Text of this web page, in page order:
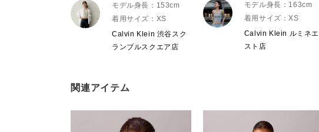
モデル身長：153cm
着用サイズ：XS
Calvin Klein 渋谷スク
ランブルスクエア店
モデル身長：163cm
着用サイズ：XS
Calvin Klein ルミネエ
スト店
関連アイテム